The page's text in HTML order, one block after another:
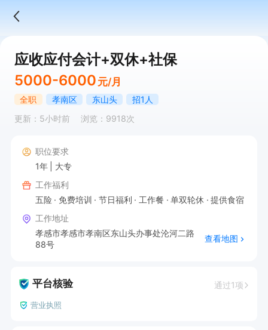
应收应付会计+双休+社保
5000-6000 元/月
全职 孝南区 东山头
招1人
更新：5小时前
浏览：9918次
职位要求
1年
大专
工作福利
五险
免费培训 节日福利 工作餐 单双轮休
提供食宿
工作地址
孝感市孝感市孝南区东山头办事处沦河二路
88号
查看地图
平台核验 通过1项
营业执照